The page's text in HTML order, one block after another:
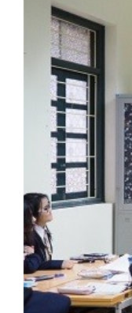
Bắc Biên -
làng ven
Nội
TS. Trần Kim Hào